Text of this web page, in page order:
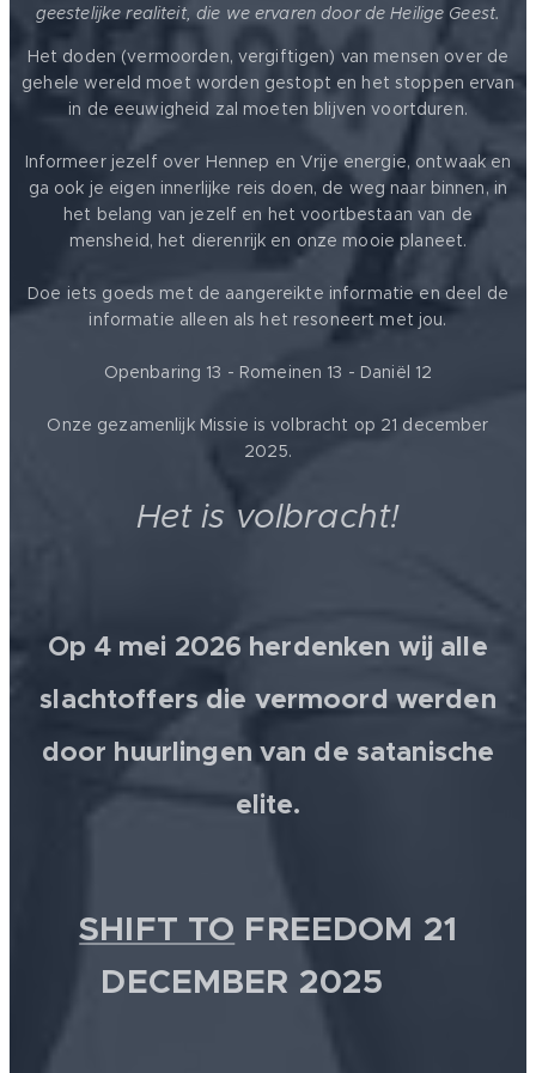
geestelijke realiteit, die we ervaren door de Heilige Geest.
Het doden (vermoorden, vergiftigen) van mensen over de
gehele wereld moet worden gestopt en het stoppen ervan
in de eeuwigheid zal moeten blijven voortduren.
Informeer jezelf over Hennep en Vrije energie, ontwaak en
ga ook je eigen innerlijke reis doen, de weg naar binnen, in
het belang van jezelf en het voortbestaan van de
mensheid, het dierenrijk en onze mooie planeet.
Doe iets goeds met de aangereikte informatie en deel de
informatie alleen als het resoneert met jou.
Openbaring 13 - Romeinen 13 - Daniël 12
Onze gezamenlijk Missie is volbracht op 21 december
2025.
Het is volbracht!
Op 4 mei 2026 herdenken wij alle
slachtoffers die vermoord werden
door huurlingen van de satanische
elite.
SHIFT TO FREEDOM 21
DECEMBER 2025 💫